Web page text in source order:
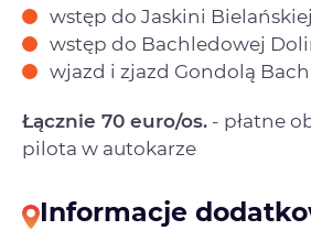
wstęp do Jaskini Bielańskiej
wstęp do Bachledowej
wjazd i zjazd Gondolą
Łącznie 70 euro/os. - płatne
pilota w autokarze
Informacje